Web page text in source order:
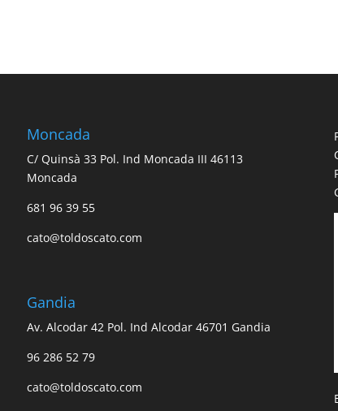
Moncada
C/ Quinsà 33 Pol. Ind Moncada III 46113
Moncada
681 96 39 55
cato@toldoscato.com
Gandia
Av. Alcodar 42 Pol. Ind Alcodar 46701 Gandia
96 286 52 79
cato@toldoscato.com